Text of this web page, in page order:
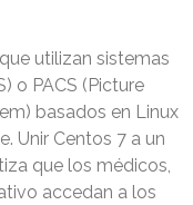
utilizan sistemas
o PACS (Picture
basados en Linux
Unir Centos 7 a un
que los médicos,
accedan a los